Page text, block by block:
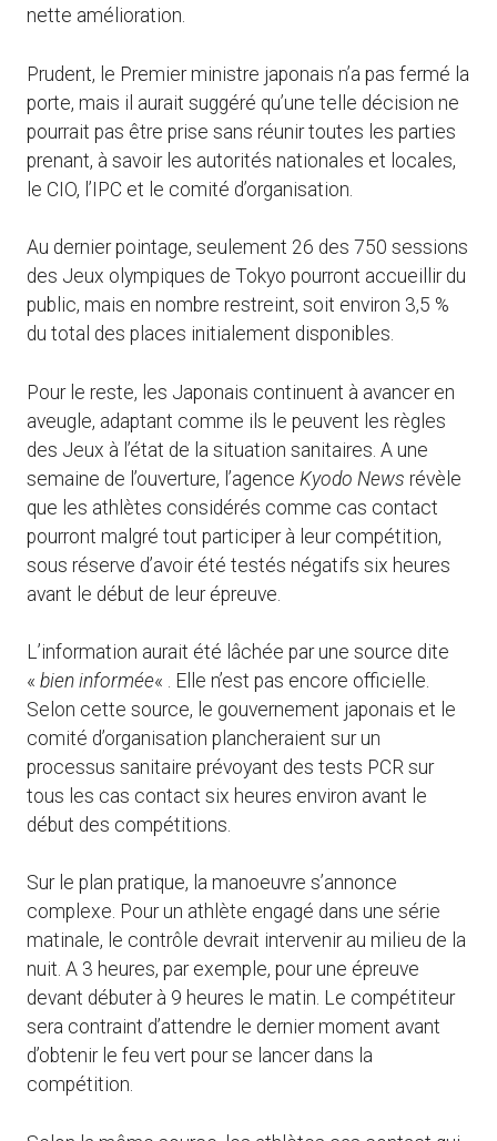
nette amélioration.
Prudent, le Premier ministre japonais n’a pas fermé la
porte, mais il aurait suggéré qu’une telle décision ne
pourrait pas être prise sans réunir toutes les parties
prenant, à savoir les autorités nationales et locales,
le CIO, l’IPC et le comité d’organisation.
Au dernier pointage, seulement 26 des 750 sessions
des Jeux olympiques de Tokyo pourront accueillir du
public, mais en nombre restreint, soit environ 3,5 %
du total des places initialement disponibles.
Pour le reste, les Japonais continuent à avancer en
aveugle, adaptant comme ils le peuvent les règles
des Jeux à l’état de la situation sanitaires. A une
semaine de l’ouverture, l’agence Kyodo News révèle
que les athlètes considérés comme cas contact
pourront malgré tout participer à leur compétition,
sous réserve d’avoir été testés négatifs six heures
avant le début de leur épreuve.
L’information aurait été lâchée par une source dite
« bien informée« . Elle n’est pas encore officielle.
Selon cette source, le gouvernement japonais et le
comité d’organisation plancheraient sur un
processus sanitaire prévoyant des tests PCR sur
tous les cas contact six heures environ avant le
début des compétitions.
Sur le plan pratique, la manoeuvre s’annonce
complexe. Pour un athlète engagé dans une série
matinale, le contrôle devrait intervenir au milieu de la
nuit. A 3 heures, par exemple, pour une épreuve
devant débuter à 9 heures le matin. Le compétiteur
sera contraint d’attendre le dernier moment avant
d’obtenir le feu vert pour se lancer dans la
compétition.